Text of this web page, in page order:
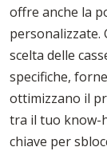
offre anche la
personalizzate.
scelta delle
specifiche,
ottimizzano il
tra il tuo know-
chiave per